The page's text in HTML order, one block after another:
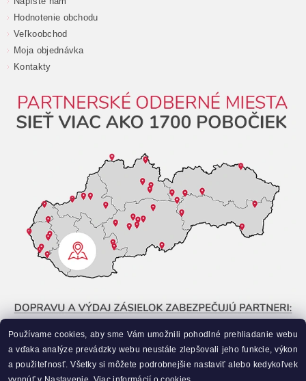
Hodnotenie obchodu
Veľkoobchod
Moja objednávka
Kontakty
Používame cookies, aby sme Vám umožnili pohodlné prehliadanie webu
a vďaka analýze prevádzky webu neustále zlepšovali jeho funkcie, výkon
a použiteľnosť. Všetky si môžete podrobnejšie nastaviť alebo kedykoľvek